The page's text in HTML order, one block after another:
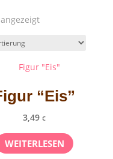
“Eis”
3,49€
WEITERLESEN